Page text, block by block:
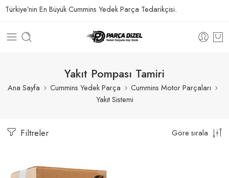
Türkiye’nin En Büyük Cummins Yedek Parça Tedarikçisi.
Yakıt Pompası Tamiri
Ana Sayfa Cummins Yedek Parça
Cummins Motor Parçaları
Yakıt Sistemi
Filtreler Göre sırala